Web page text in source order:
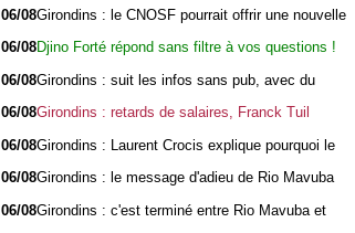
06/08Girondins : le CNOSF pourrait offrir une nouvelle
06/08Djino Forté répond sans filtre à vos questions !
06/08Girondins : suit les infos sans pub, avec du
06/08Girondins : retards de salaires, Franck Tuil
06/08Girondins : Laurent Crocis explique pourquoi le
06/08Girondins : le message d'adieu de Rio Mavuba
06/08Girondins : c'est terminé entre Rio Mavuba et